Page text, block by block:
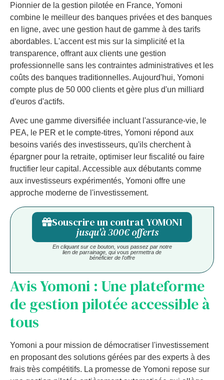
Pionnier de la gestion pilotée en France, Yomoni
combine le meilleur des banques privées et des banques
en ligne, avec une gestion haut de gamme à des tarifs
abordables. L'accent est mis sur la simplicité et la
transparence, offrant aux clients une gestion
professionnelle sans les contraintes administratives et les
coûts des banques traditionnelles. Aujourd'hui, Yomoni
compte plus de 50 000 clients et gère plus d'un milliard
d'euros d'actifs.
Avec une gamme diversifiée incluant l'assurance-vie, le
PEA, le PER et le compte-titres, Yomoni répond aux
besoins variés des investisseurs, qu'ils cherchent à
épargner pour la retraite, optimiser leur fiscalité ou faire
fructifier leur capital. Accessible aux débutants comme
aux investisseurs expérimentés, Yomoni offre une
approche moderne de l'investissement.
Souscrire un contrat YOMONI
jusqu'à 300€ offerts
En cliquant sur ce bouton, vous passez par notre
lien de parrainage, qui vous permettra de
bénéficier de l'offre
Avis Yomoni : Une plateforme
de gestion pilotée accessible à
tous
Yomoni a pour mission de démocratiser l'investissement
en proposant des solutions gérées par des experts à des
frais très compétitifs. La promesse de Yomoni repose sur